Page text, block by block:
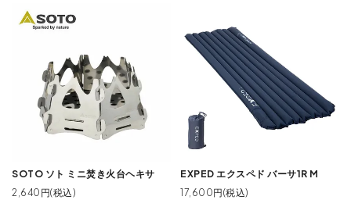
SOTO ソト ミニ焚き火台ヘキサ
2,640円(税込)
EXPED エクスペド バーサ1R M
17,600円(税込)